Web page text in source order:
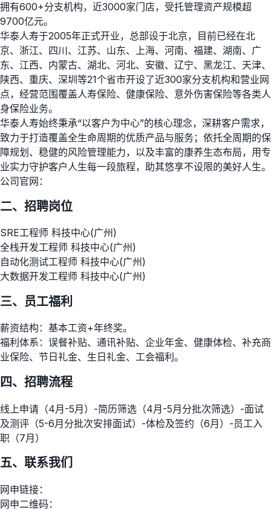
拥有600+分支机构，近3000家门店，受托管理资产规模超
9700亿元。
华泰人寿于2005年正式开业，总部设于北京，目前已经在北
京、浙江、四川、江苏、山东、上海、河南、福建、湖南、广
东、江西、内蒙古、湖北、河北、安徽、辽宁、黑龙江、天津、
陕西、重庆、深圳等21个省市开设了近300家分支机构和营业网
点，经营范围覆盖人寿保险、健康保险、意外伤害保险等各类人
身保险业务。
华泰人寿始终秉承“以客户为中心”的核心理念，深耕客户需求，
致力于打造覆盖全生命周期的优质产品与服务；依托全周期的保
障规划、稳健的风险管理能力，以及丰富的康养生态布局，用专
业实力守护客户人生每一段旅程，助其悠享不设限的美好人生。
公司官网：
二、招聘岗位
SRE工程师 科技中心(广州)
全栈开发工程师 科技中心(广州)
自动化测试工程师 科技中心(广州)
大数据开发工程师 科技中心(广州)
三、员工福利
薪资结构：基本工资+年终奖。
福利体系：误餐补贴、通讯补贴、企业年金、健康体检、补充商
业保险、节日礼金、生日礼金、工会福利。
四、招聘流程
线上申请（4月-5月）-简历筛选（4月-5月分批次筛选）-面试
及测评（5-6月分批次安排面试）-体检及签约（6月）-员工入
职（7月）
五、联系我们
网申链接：
网申二维码：